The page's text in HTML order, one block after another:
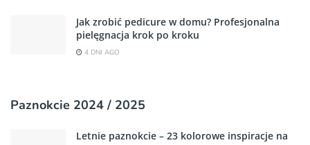
Jak zrobić pedicure w domu? Profesjonalna
pielęgnacja krok po kroku
4 DNI AGO
Paznokcie 2024 / 2025
Letnie paznokcie – 23 kolorowe inspiracje na